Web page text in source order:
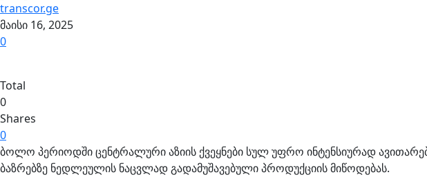
transcor.ge
მაისი 16, 2025
0
Total
0
Shares
0
ბოლო პერიოდში ცენტრალური აზიის ქვეყნები სულ უფრო ინტენსიურად
ბაზრებზე ნედლეულის ნაცვლად გადამუშავებული პროდუქციის მიწოდებას.